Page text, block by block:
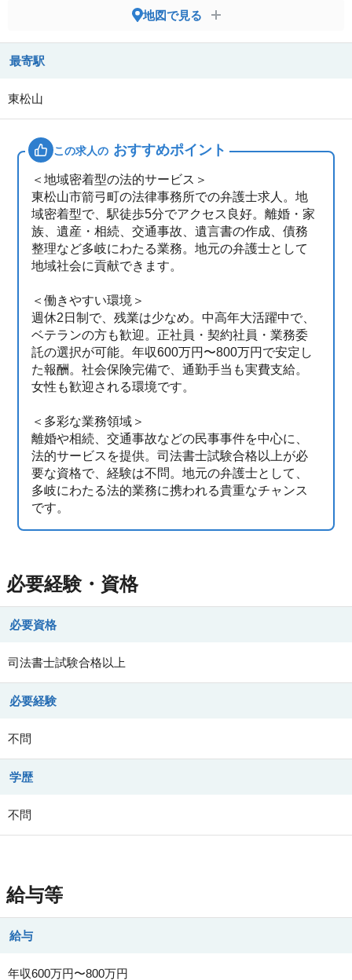
地図で見る
最寄駅
東松山
この求人の おすすめポイント
＜地域密着型の法的サービス＞
東松山市箭弓町の法律事務所での弁護士求人。地
域密着型で、駅徒歩5分でアクセス良好。離婚・家
族、遺産・相続、交通事故、遺言書の作成、債務
整理など多岐にわたる業務。地元の弁護士として
地域社会に貢献できます。
＜働きやすい環境＞
週休2日制で、残業は少なめ。中高年大活躍中で、
ベテランの方も歓迎。正社員・契約社員・業務委
託の選択が可能。年収600万円〜800万円で安定し
た報酬。社会保険完備で、通勤手当も実費支給。
女性も歓迎される環境です。
＜多彩な業務領域＞
離婚や相続、交通事故などの民事事件を中心に、
法的サービスを提供。司法書士試験合格以上が必
要な資格で、経験は不問。地元の弁護士として、
多岐にわたる法的業務に携われる貴重なチャンス
です。
必要経験・資格
必要資格
司法書士試験合格以上
必要経験
不問
学歴
不問
給与等
給与
年収600万円〜800万円